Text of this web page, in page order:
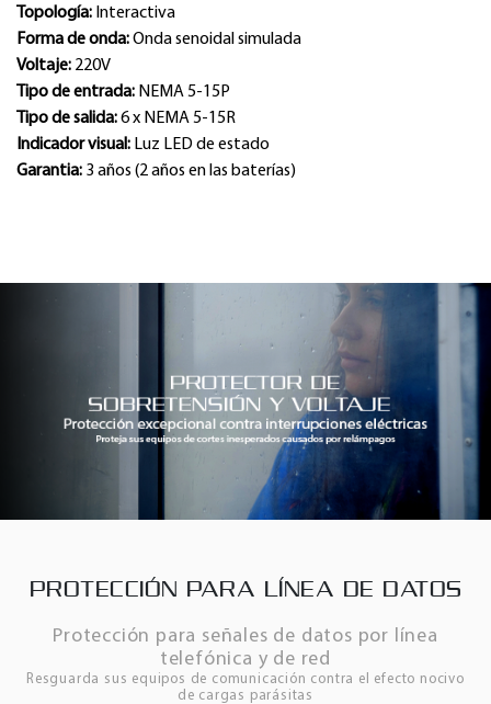
Topología: Interactiva
Forma de onda:Onda senoidal simulada
Voltaje: 220V
Tipo de entrada: NEMA 5-15P
Tipo de salida:6 x NEMA 5-15R
Indicador visual: Luz LED de estado
Garantia: 3 años (2 años en las baterías)
PROTECCIÓN PARA LÍNEA DE DATOS
Protección para señales de datos por línea
telefónica y de red
Resguarda sus equipos de comunicación contra el efecto nocivo
de cargas parásitas